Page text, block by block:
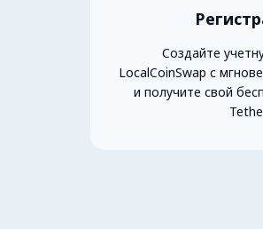
Создайте
LocalCoinSwap с
и получите свой